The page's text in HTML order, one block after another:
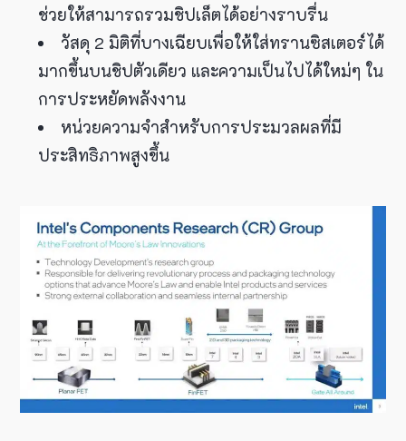
ช่วยให้สามารถรวมชิปเล็ตได้อย่างราบรื่น
วัสดุ 2 มิติที่บางเฉียบเพื่อให้ใส่ทรานซิสเตอร์ได้
มากขึ้นบนชิปตัวเดียว และความเป็นไปได้ใหม่ๆ ใน
การประหยัดพลังงาน
หน่วยความจำสำหรับการประมวลผลที่มี
ประสิทธิภาพสูงขึ้น